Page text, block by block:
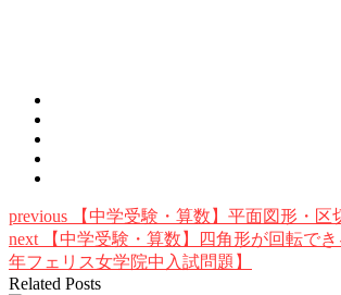
previous 【中学受験・算数】平面図形・区
next 【中学受験・算数】四角形が回転で
年フェリス女学院中入試問題】
Related Posts